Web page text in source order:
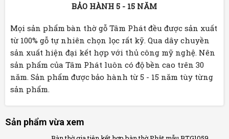
BẢO HÀNH 5 - 15 NĂM
Mọi sản phẩm bàn thờ gỗ Tâm Phát đều được sản xuất
từ 100% gỗ tự nhiên chọn lọc rất kỹ. Qua dây chuyền
sản xuất hiện đại kết hợp với thủ công mỹ nghệ. Nên
sản phẩm của Tâm Phát luôn có độ bền cao trên 30
năm. Sản phẩm được bảo hành từ 5 - 15 năm tùy từng
sản phẩm.
Sản phẩm vừa xem